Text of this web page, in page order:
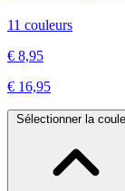
11 couleurs
€ 8,95
€ 16,95
Sélectionner la